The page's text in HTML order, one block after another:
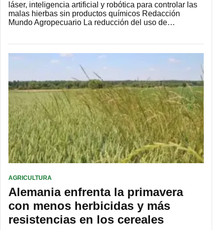
láser, inteligencia artificial y robótica para controlar las
malas hierbas sin productos químicos Redacción
Mundo Agropecuario La reducción del uso de…
AGRICULTURA
Alemania enfrenta la primavera
con menos herbicidas y más
resistencias en los cereales